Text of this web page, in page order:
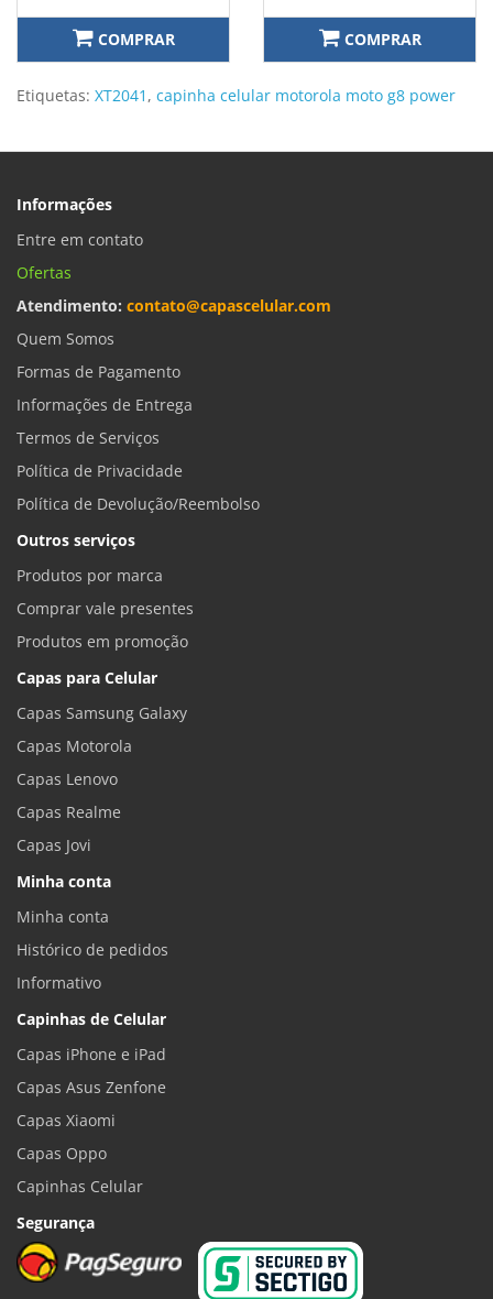
COMPRAR COMPRAR
Etiquetas: XT2041 , capinha celular motorola moto g8 power
Informações
Entre em contato
Ofertas
Atendimento: contato@capascelular.com
Quem Somos
Formas de Pagamento
Informações de Entrega
Termos de Serviços
Política de Privacidade
Política de Devolução/Reembolso
Outros serviços
Produtos por marca
Comprar vale presentes
Produtos em promoção
Capas para Celular
Capas Samsung Galaxy
Capas Motorola
Capas Lenovo
Capas Realme
Capas Jovi
Minha conta
Minha conta
Histórico de pedidos
Informativo
Capinhas de Celular
Capas iPhone e iPad
Capas Asus Zenfone
Capas Xiaomi
Capas Oppo
Capinhas Celular
Segurança